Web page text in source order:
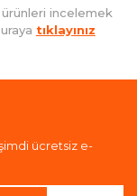
incelemek
tıklayınız
ücretsiz e-